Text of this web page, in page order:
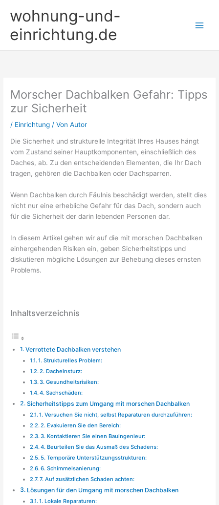
Inhaltwohnung-und-
einrichtung.de
Morscher Dachbalken Gefahr: Tipps
zur Sicherheit
/ Einrichtung / VonAutor
Die Sicherheit und strukturelle Integrität Ihres Hauses hängt
vom Zustand seiner Hauptkomponenten, einschließlich des
Daches, ab. Zu den entscheidenden Elementen, die Ihr Dach
tragen, gehören die Dachbalken oder Dachsparren.
Wenn Dachbalken durch Fäulnis beschädigt werden, stellt dies
nicht nur eine erhebliche Gefahr für das Dach, sondern auch
für die Sicherheit der darin lebenden Personen dar.
In diesem Artikel gehen wir auf die mit morschen Dachbalken
einhergehenden Risiken ein, geben Sicherheitstipps und
diskutieren mögliche Lösungen zur Behebung dieses ernsten
Problems.
Inhaltsverzeichnis
Verrottete Dachbalken verstehen
1. Strukturelles Problem:
2. Dacheinsturz:
3. Gesundheitsrisiken:
4. Sachschäden:
Sicherheitstipps zum Umgang mit morschen Dachbalken
1. Versuchen Sie nicht, selbst Reparaturen durchzuführen:
2. Evakuieren Sie den Bereich:
3. Kontaktieren Sie einen Bauingenieur:
4. Beurteilen Sie das Ausmaß des Schadens:
5. Temporäre Unterstützungsstrukturen:
6. Schimmelsanierung:
7. Auf zusätzlichen Schaden achten:
Lösungen für den Umgang mit morschen Dachbalken
1. Lokale Reparaturen: